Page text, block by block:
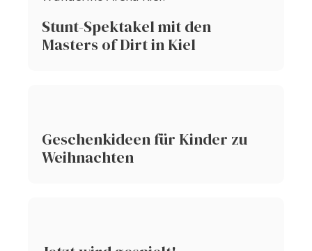
Stunt-Spektakel mit den
Masters of Dirt in Kiel
Geschenkideen für Kinder zu
Weihnachten